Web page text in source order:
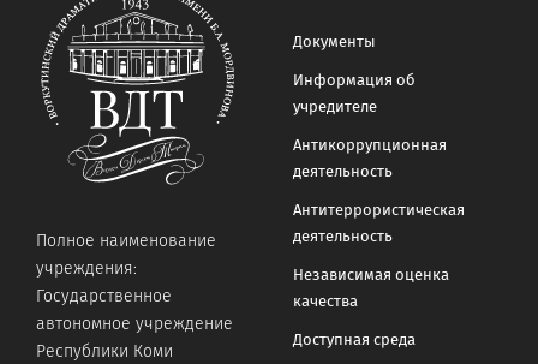
Полное наименование
учреждения:
Государственное
автономное учреждение
Республики Коми
Документы
Информация об
учредителе
Антикоррупционная
деятельность
Антитеррористическая
деятельность
Независимая оценка
качества
Доступная среда